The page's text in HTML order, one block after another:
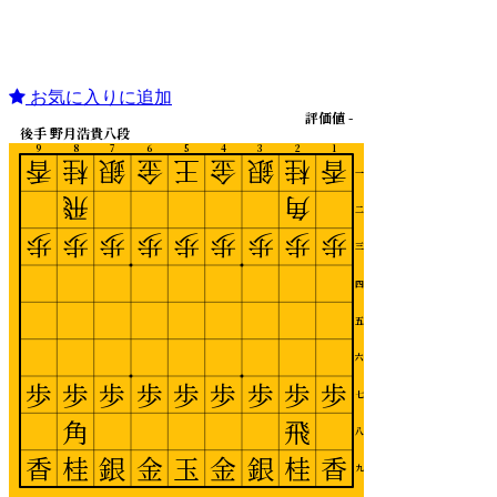
お気に入りに追加
1
2
3
4
5
6
7
8
9
一
二
三
四
五
六
七
八
九
後手 野月浩貴八段
評価値 -
香
歩
歩
香
桂
角
歩
歩
飛
桂
銀
歩
歩
銀
金
歩
歩
金
王
歩
歩
玉
金
歩
歩
金
銀
歩
歩
銀
桂
飛
歩
歩
角
桂
香
歩
歩
香